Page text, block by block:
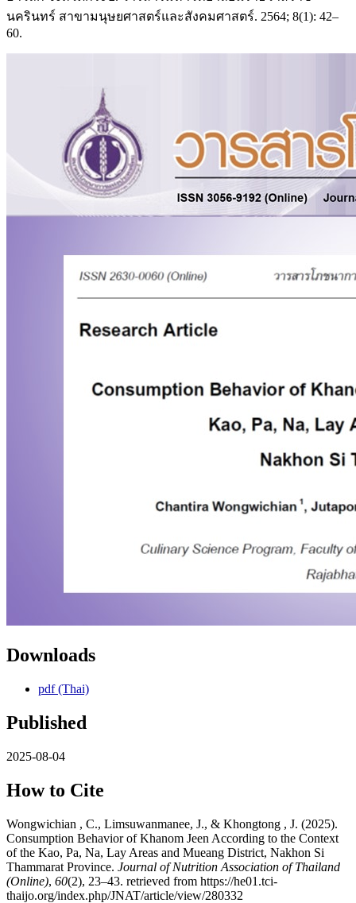
นครินทร์ สาขามนุษยศาสตร์และสังคมศาสตร์. 2564; 8(1): 42–
60.
Downloads
pdf (Thai)
Published
2025-08-04
How to Cite
Wongwichian , C., Limsuwanmanee, J., & Khongtong , J. (2025).
Consumption Behavior of Khanom Jeen According to the Context
of the Kao, Pa, Na, Lay Areas and Mueang District, Nakhon Si
Thammarat Province. Journal of Nutrition Association of Thailand
(Online), 60(2), 23–43. retrieved from https://he01.tci-
thaijo.org/index.php/JNAT/article/view/280332